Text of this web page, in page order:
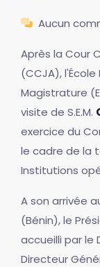
Aucun
Après la Cour
(CCJA),
Magistrature
visite de S.E.M.
exercice du
le cadre de la
Institutions
A son arrivée
(Bénin), le
accueilli par le
Directeur